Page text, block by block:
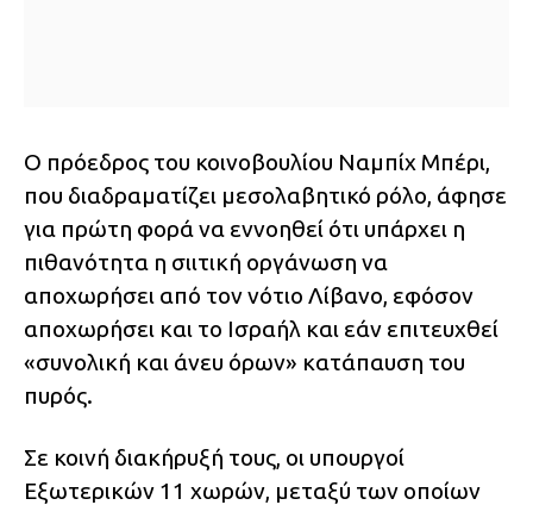
Ο πρόεδρος του κοινοβουλίου Ναμπίχ Μπέρι,
που διαδραματίζει μεσολαβητικό ρόλο, άφησε
για πρώτη φορά να εννοηθεί ότι υπάρχει η
πιθανότητα η σιιτική οργάνωση να
αποχωρήσει από τον νότιο Λίβανο, εφόσον
αποχωρήσει και το Ισραήλ και εάν επιτευχθεί
«συνολική και άνευ όρων» κατάπαυση του
πυρός.
Σε κοινή διακήρυξή τους, οι υπουργοί
Εξωτερικών 11 χωρών, μεταξύ των οποίων